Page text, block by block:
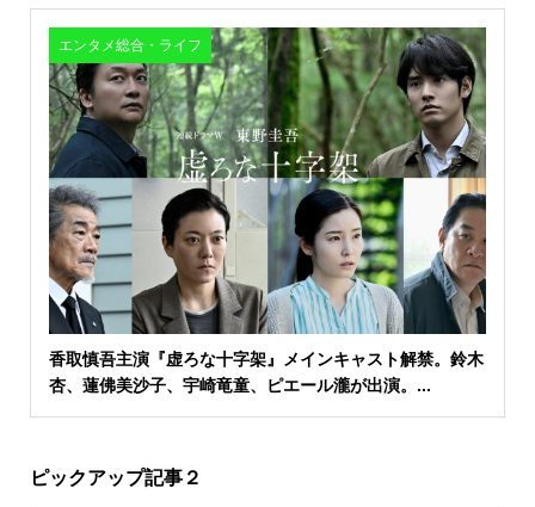
エンタメ総合・ライフ
香取慎吾主演『虚ろな十字架』メインキャスト解禁。鈴木
杏、蓮佛美沙子、宇崎竜童、ピエール瀧が出演。...
ピックアップ記事２